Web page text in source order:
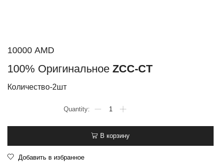
10000 AMD
100% Оригинальное ZCC-CT
Количество-2шт
В корзину
Добавить в избранное